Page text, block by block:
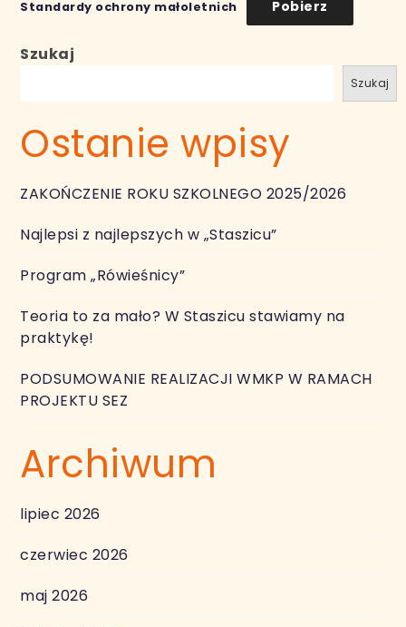
Standardy ochrony małoletnich Pobierz
Szukaj
Szukaj
Ostanie wpisy
ZAKOŃCZENIE ROKU SZKOLNEGO 2025/2026
Najlepsi z najlepszych w „Staszicu”
Program „Rówieśnicy”
Teoria to za mało? W Staszicu stawiamy na
praktykę!
PODSUMOWANIE REALIZACJI WMKP W RAMACH
PROJEKTU SEZ
Archiwum
lipiec 2026
czerwiec 2026
maj 2026